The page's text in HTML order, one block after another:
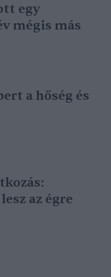
egy
mégis más
a hőség és
az égre